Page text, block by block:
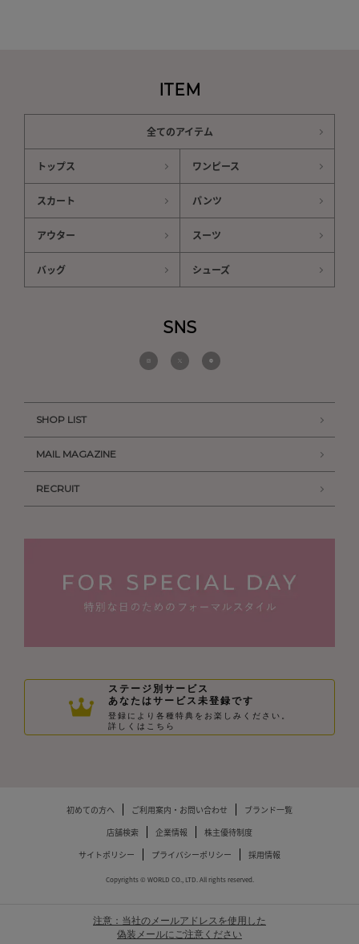
ITEM
全てのアイテム
トップス ワンピース
スカート パンツ
アウター スーツ
バッグ シューズ
SNS
SHOP LIST
MAIL MAGAZINE
RECRUIT
ステージ別サービス
あなたはサービス未登録です
登録により各種特典をお楽しみください。
詳しくはこちら
初めての方へ ご利用案内・お問い合わせ
ブランド一覧
店舗検索
企業情報
株主優待制度
サイトポリシー
プライバシーポリシー 採用情報
Copyrights © WORLD CO., LTD. All rights reserved.
注意：当社のメールアドレスを使用した
偽装メールにご注意ください